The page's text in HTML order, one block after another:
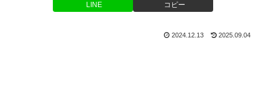
LINE コピー
2024.12.13 2025.09.04